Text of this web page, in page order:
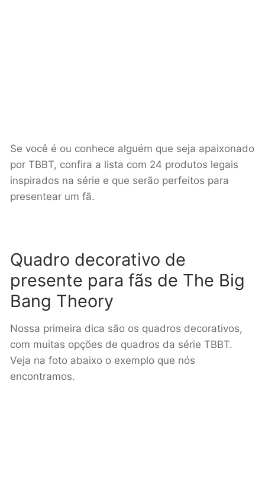
Se você é ou conhece alguém que seja apaixonado
por TBBT, confira a lista com 24 produtos legais
inspirados na série e que serão perfeitos para
presentear um fã.
Quadro decorativo de
presente para fãs de The Big
Bang Theory
Nossa primeira dica são os quadros decorativos,
com muitas opções de quadros da série TBBT.
Veja na foto abaixo o exemplo que nós
encontramos.